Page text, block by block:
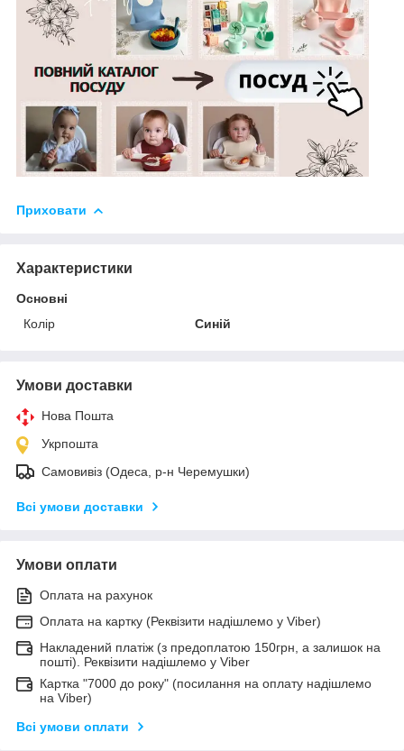
Приховати
Характеристики
Основні
Колір
Синій
Умови доставки
Нова Пошта
Укрпошта
Самовивіз (Одеса, р-н Черемушки)
Всі умови доставки
Умови оплати
Оплата на рахунок
Оплата на картку (Реквізити надішлемо у Viber)
Накладений платіж (з предоплатою 150грн, а залишок на
пошті). Реквізити надішлемо у Viber
Картка "7000 до року" (посилання на оплату надішлемо
на Viber)
Всі умови оплати